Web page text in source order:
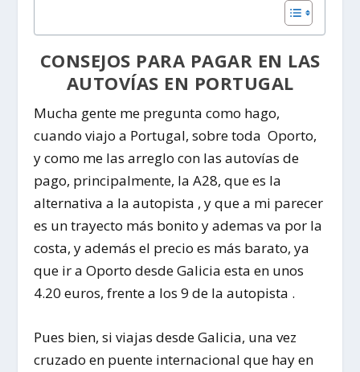
CONSEJOS PARA PAGAR EN LAS
AUTOVÍAS EN PORTUGAL
Mucha gente me pregunta como hago,
cuando viajo a Portugal, sobre toda Oporto,
y como me las arreglo con lasautovías de
pago, principalmente, laA28, que es la
alternativa a la autopista , y que a mi parecer
es un trayecto más bonito y ademas va por la
costa, y además el precio es más barato, ya
que ir a Oporto desde Galiciaesta en unos
4.20 euros, frente a los 9 de la autopista .
Pues bien, si viajas desde Galicia, una vez
cruzado en puente internacional que hay en